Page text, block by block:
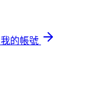
我的帳號